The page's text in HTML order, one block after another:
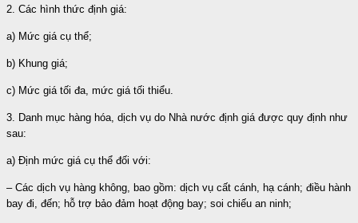
2. Các hình thức định giá:
a) Mức giá cụ thể;
b) Khung giá;
c) Mức giá tối đa, mức giá tối thiểu.
3. Danh mục hàng hóa, dịch vụ do Nhà nước định giá được quy định như
sau:
a) Định mức giá cụ thể đối với:
– Các dịch vụ hàng không, bao gồm: dịch vụ cất cánh, hạ cánh; điều hành
bay đi, đến; hỗ trợ bảo đảm hoạt động bay; soi chiếu an ninh;